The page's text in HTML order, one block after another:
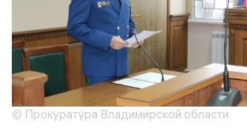
© Прокуратура Владимирской области